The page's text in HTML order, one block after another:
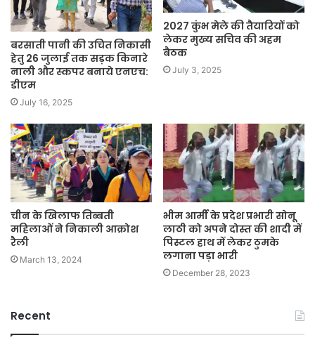
बरसाती पानी की उचित निकासी
हेतु 26 जुलाई तक सड़क किनारे
नाली और स्कपर बनाये एनएच:
डीएम
July 16, 2025
2027 कुंभ मेले की तैयारियों को
लेकर मुख्य सचिव की अहम
बैठक
July 3, 2025
चीन के खिलाफ तिब्बती
महिलाओं ने निकाली आक्रोश
रैली
March 13, 2024
भीम आर्मी के प्रदेश प्रभारी सोनू
लाठी को अपने दोस्त की शादी में
पिस्टल हाथ में लेकर ठुमके
लगाना पड़ा भारी
December 28, 2023
Recent